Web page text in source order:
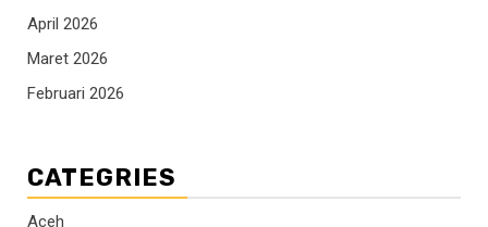
April 2026
Maret 2026
Februari 2026
CATEGRIES
Aceh